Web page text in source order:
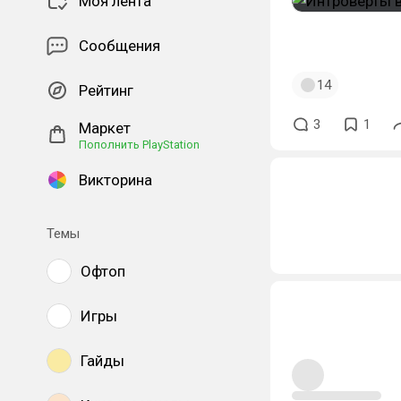
Сообщения
Рейтинг
Маркет
Пополнить PlayStation
Викторина
Темы
Офтоп
Игры
Гайды
14
3 1